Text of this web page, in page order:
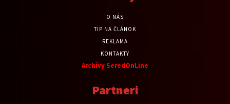
O NÁS
TIP NA ČLÁNOK
REKLAMA
KONTAKTY
Archívy SeredOnLine
Partneri